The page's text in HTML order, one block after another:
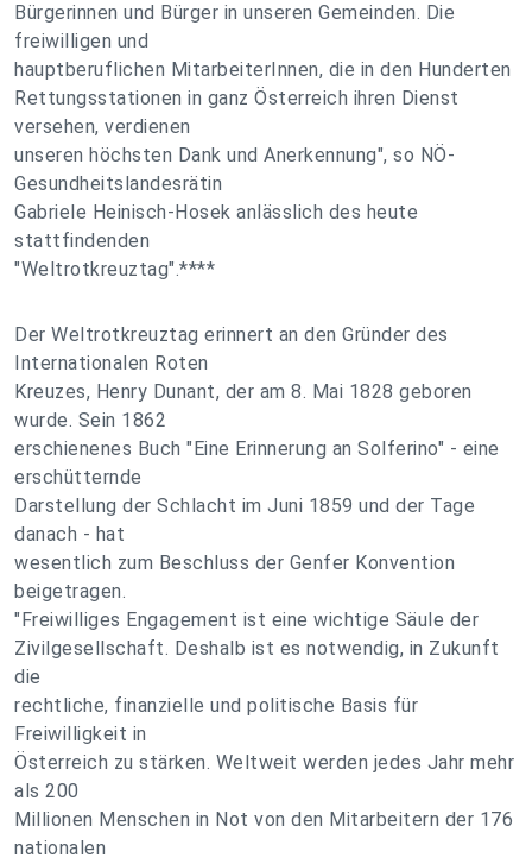
Bürgerinnen und Bürger in unseren Gemeinden. Die
freiwilligen und
hauptberuflichen MitarbeiterInnen, die in den Hunderten
Rettungsstationen in ganz Österreich ihren Dienst
versehen, verdienen
unseren höchsten Dank und Anerkennung", so NÖ-
Gesundheitslandesrätin
Gabriele Heinisch-Hosek anlässlich des heute
stattfindenden
"Weltrotkreuztag".****
Der Weltrotkreuztag erinnert an den Gründer des
Internationalen Roten
Kreuzes, Henry Dunant, der am 8. Mai 1828 geboren
wurde. Sein 1862
erschienenes Buch "Eine Erinnerung an Solferino" - eine
erschütternde
Darstellung der Schlacht im Juni 1859 und der Tage
danach - hat
wesentlich zum Beschluss der Genfer Konvention
beigetragen.
"Freiwilliges Engagement ist eine wichtige Säule der
Zivilgesellschaft. Deshalb ist es notwendig, in Zukunft
die
rechtliche, finanzielle und politische Basis für
Freiwilligkeit in
Österreich zu stärken. Weltweit werden jedes Jahr mehr
als 200
Millionen Menschen in Not von den Mitarbeitern der 176
nationalen